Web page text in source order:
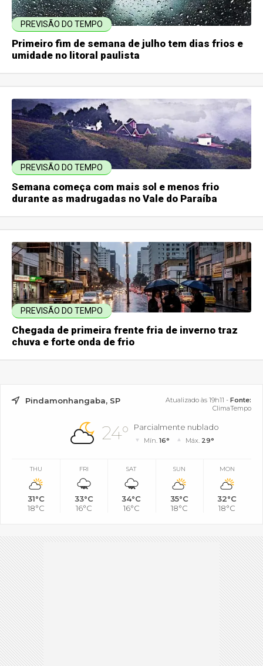
PREVISÃO DO TEMPO
Primeiro fim de semana de julho tem dias frios e
umidade no litoral paulista
PREVISÃO DO TEMPO
Semana começa com mais sol e menos frio
durante as madrugadas no Vale do Paraíba
PREVISÃO DO TEMPO
Chegada de primeira frente fria de inverno traz
chuva e forte onda de frio
Pindamonhangaba, SP Atualizado às 19h11 - Fonte:
ClimaTempo
24° Parcialmente nublado
Mín.16° Máx. 29°
THU
31°C
18°C
FRI
33°C
16°C
SAT
34°C
16°C
SUN
35°C
18°C
MON
32°C
18°C